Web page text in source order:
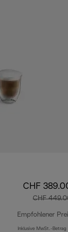
CHF
CHF
Empfohlener
Inklusive MwSt.-Betrag